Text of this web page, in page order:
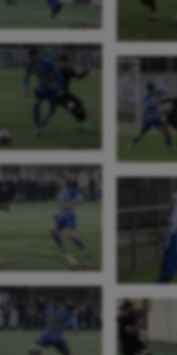
Baseball
Boules lyonnaises
Canoë-kayak
Cerf Volant
Cheerleading
Course à pied
Crossfit
Cyclisme
Danse